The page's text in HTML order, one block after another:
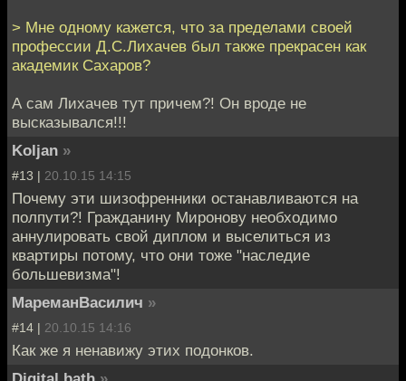
> Мне одному кажется, что за пределами своей
профессии Д.С.Лихачев был также прекрасен как
академик Сахаров?
А сам Лихачев тут причем?! Он вроде не
высказывался!!!
Koljan »
#13 | 20.10.15 14:15
Почему эти шизофренники останавливаются на
полпути?! Гражданину Миронову необходимо
аннулировать свой диплом и выселиться из
квартиры потому, что они тоже "наследие
большевизма"!
МареманВасилич »
#14 | 20.10.15 14:16
Как же я ненавижу этих подонков.